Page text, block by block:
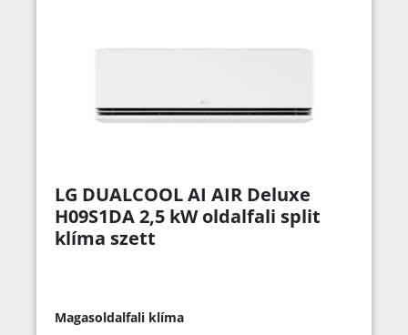
LG DUALCOOL AI AIR Deluxe
H09S1DA 2,5 kW oldalfali split
klíma szett
Magasoldalfali klíma